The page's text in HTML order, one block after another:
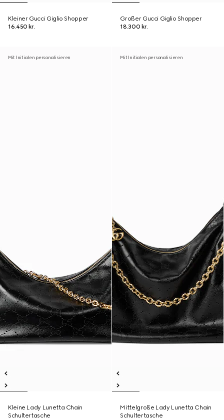
Kleiner Gucci Giglio Shopper
16.450 kr.
Großer Gucci Giglio Shopper
18.300 kr.
Mit Initialen personalisieren
Kleine Lady Lunetta Chain
Schultertasche
Mit Initialen personalisieren
Mittelgroße Lady Lunetta Chain
Schultertasche